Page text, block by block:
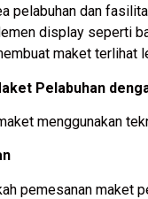
pelabuhan dan
display seperti
maket terlihat
Pelabuhan
menggunakan
pemesanan maket